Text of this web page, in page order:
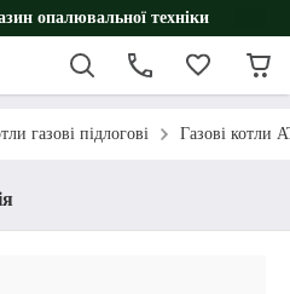
опалювальної техніки
газові підлогові Газові котли